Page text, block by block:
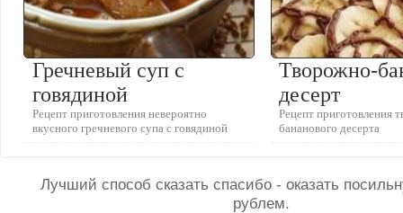
Гречневый суп с
говядиной
Рецепт приготовления невероятно
вкусного гречневого супа с говядиной
Творожно-
десерт
Рецепт приготовления
бананового десерта
Лучший способ сказать спасибо - оказать
рублем.